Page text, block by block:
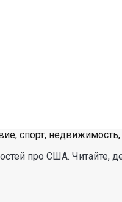
про США. Читайте,